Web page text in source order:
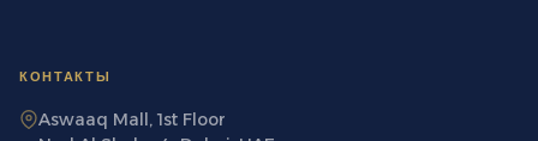
КОНТАКТЫ
Aswaaq Mall, 1st Floor